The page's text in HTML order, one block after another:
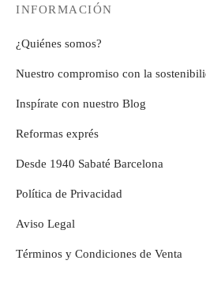
INFORMACIÓN
¿Quiénes somos?
Nuestro compromiso con la
Inspírate con nuestro Blog
Reformas exprés
Desde 1940 Sabaté Barcelona
Política de Privacidad
Aviso Legal
Términos y Condiciones de Venta